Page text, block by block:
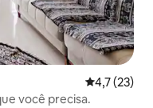
4,7 de uma
4,7 (23)
você precisa.